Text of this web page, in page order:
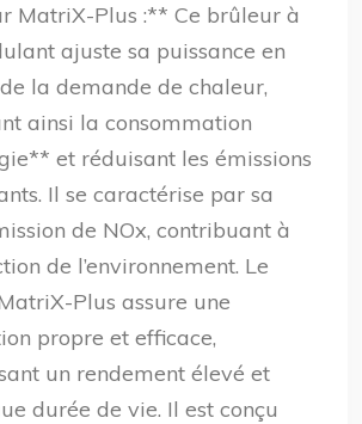
MatriX-Plus :** Ce brûleur à
ajuste sa puissance en
la demande de chaleur,
ainsi la consommation
et réduisant les émissions
Il se caractérise par sa
de NOx, contribuant à
de l’environnement. Le
Plus assure une
propre et efficace,
un rendement élevé et
durée de vie. Il est conçu